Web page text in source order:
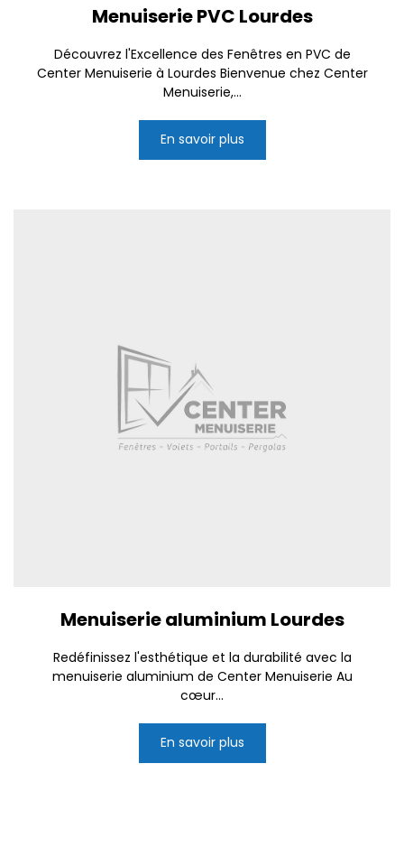
Menuiserie PVC Lourdes
Découvrez l'Excellence des Fenêtres en PVC de
Center Menuiserie à Lourdes Bienvenue chez Center
Menuiserie,...
En savoir plus
Menuiserie aluminium Lourdes
Redéfinissez l'esthétique et la durabilité avec la
menuiserie aluminium de Center Menuiserie Au
cœur...
En savoir plus